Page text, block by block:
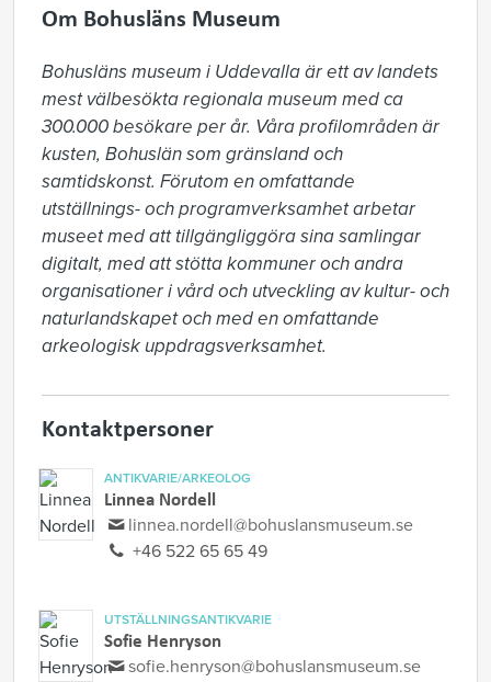
Om Bohusläns Museum
Bohusläns museum i Uddevalla är ett av landets
mest välbesökta regionala museum med ca
300.000 besökare per år. Våra profilområden är
kusten, Bohuslän som gränsland och
samtidskonst. Förutom en omfattande
utställnings- och programverksamhet arbetar
museet med att tillgängliggöra sina samlingar
digitalt, med att stötta kommuner och andra
organisationer i vård och utveckling av kultur- och
naturlandskapet och med en omfattande
arkeologisk uppdragsverksamhet.
Kontaktpersoner
ANTIKVARIE/ARKEOLOG
Linnea Nordell
linnea.nordell@bohuslansmuseum.se
+46 522 65 65 49
UTSTÄLLNINGSANTIKVARIE
Sofie Henryson
sofie.henryson@bohuslansmuseum.se